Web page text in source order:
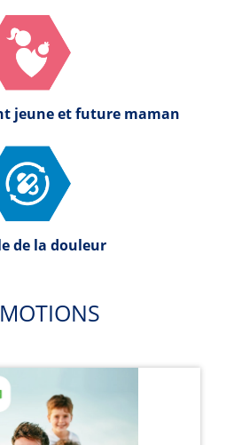
jeune et future maman
de la douleur